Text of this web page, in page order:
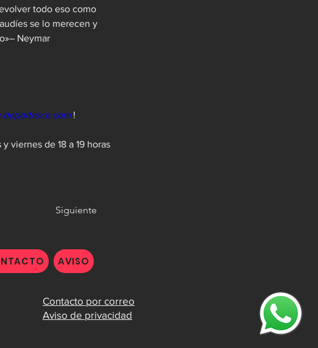
todo eso como
se lo merecen y
– Neymar
!
viernes de 18 a 19 horas
Siguiente
AVISO
Contacto por correo
Aviso de privacidad